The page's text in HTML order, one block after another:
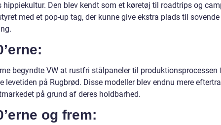
hippiekultur. Den blev kendt som et køretøj til roadtrips og
med et pop-up tag, der kunne give ekstra plads til sovende
begyndte VW at rustfri stålpaneler til produktionsprocessen
levetiden på Rugbrød. Disse modeller blev endnu mere
på grund af deres holdbarhed.
og frem: